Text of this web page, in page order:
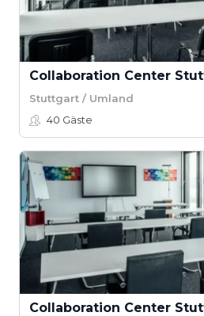
Collaboration Center
Stuttgart / Umland
40 Gäste
Collaboration Center